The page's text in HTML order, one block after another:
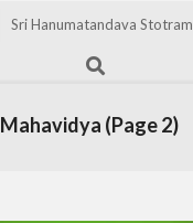
Sri Hanumatandava Stotram
Search
Mahavidya (Page 2)